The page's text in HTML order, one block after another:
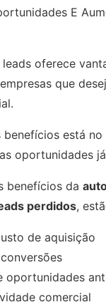
E
oferece
que
está no
oportunidades
benefícios da
perdidos,
de aquisição
oportunidades
comercial